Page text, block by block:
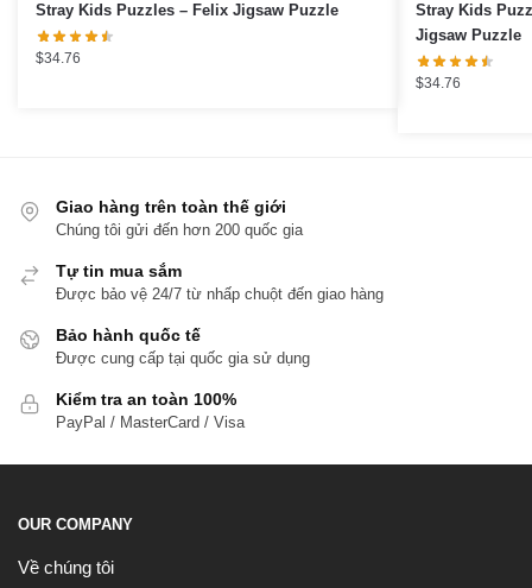
Stray Kids Puzzles – Felix Jigsaw Puzzle
$34.76
Stray Kids Puzzles
Jigsaw Puzzle
$34.76
Giao hàng trên toàn thế giới
Chúng tôi gửi đến hơn 200 quốc gia
Tự tin mua sắm
Được bảo vệ 24/7 từ nhấp chuột đến giao hàng
Bảo hành quốc tế
Được cung cấp tại quốc gia sử dụng
Kiểm tra an toàn 100%
PayPal / MasterCard / Visa
OUR COMPANY
Về chúng tôi